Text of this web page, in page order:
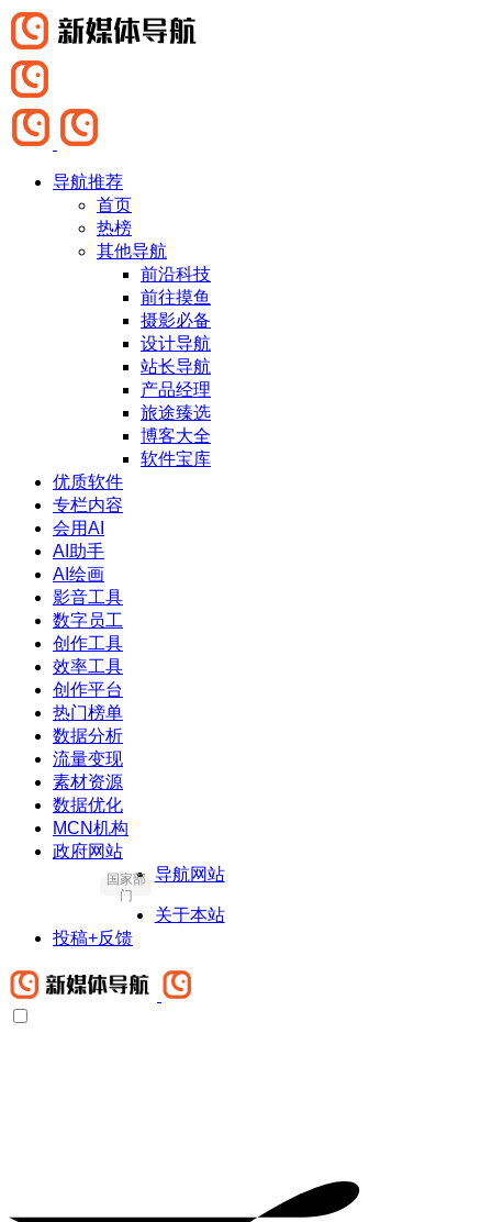
导航推荐
首页
热榜
其他导航
前沿科技
前往摸鱼
摄影必备
设计导航
站长导航
产品经理
旅途臻选
博客大全
软件宝库
优质软件
专栏内容
会用AI
AI助手
AI绘画
影音工具
数字员工
创作工具
效率工具
创作平台
热门榜单
数据分析
流量变现
素材资源
数据优化
MCN机构
政府网站
国家部
门
导航网站
关于本站
投稿+反馈